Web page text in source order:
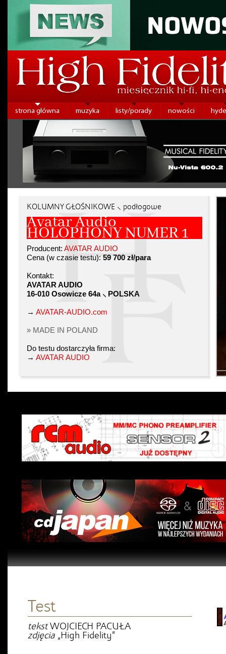
strona główna muzyka listy/porady nowości
KOLUMNY GŁOŚNIKOWE ⸜ podłogowe
Avatar Audio
HOLOPHONY NUMER 1
Producent: AVATAR AUDIO
Cena (w czasie testu): 59 700 zł/para
Kontakt:
AVATAR AUDIO
16-010 Osowicze 64a ⸜ POLSKA
→ AVATAR-AUDIO.com
» MADE IN POLAND
Do testu dostarczyła firma:
→ AVATAR AUDIO
Test
tekstWOJCIECH PACUŁA
zdjęcia „High Fidelity”